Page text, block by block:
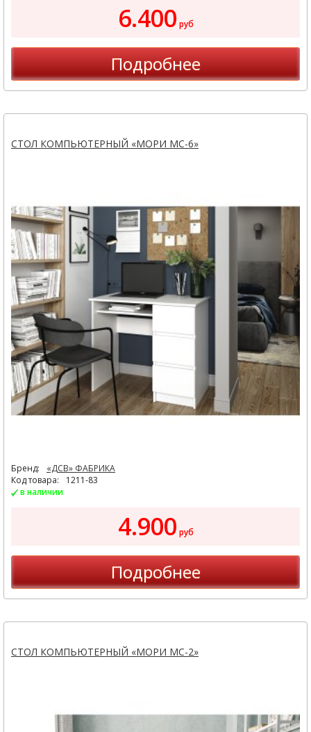
6.400 руб
Подробнее
СТОЛ КОМПЬЮТЕРНЫЙ «МОРИ МС-6»
Бренд:
«ДСВ» ФАБРИКА
Код товара:
1211-83
в наличии
4.900 руб
Подробнее
СТОЛ КОМПЬЮТЕРНЫЙ «МОРИ МС-2»